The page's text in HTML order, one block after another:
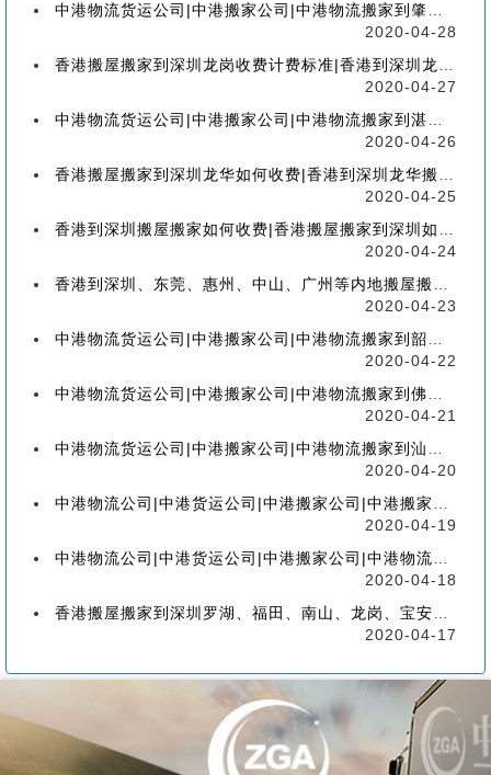
中港物流货运公司|中港搬家公司|中港物流搬家到肇庆流程、联运、包装、价格、电话、标准
2020-04-28
香港搬屋搬家到深圳龙岗收费计费标准|香港到深圳龙岗区搬家如何收费【香港搬家到龙岗】
2020-04-27
中港物流货运公司|中港搬家公司|中港物流搬家到湛江流程、联运、包装、价格、电话、标准
2020-04-26
香港搬屋搬家到深圳龙华如何收费|香港到深圳龙华搬屋搬家收费标准-【服务客户操作实感】
2020-04-25
香港到深圳搬屋搬家如何收费|香港搬屋搬家到深圳如何计费-【分享公司具体报价操作流程】
2020-04-24
香港到深圳、东莞、惠州、中山、广州等内地搬屋搬家，如何选择香港物流搬家公司
2020-04-23
中港物流货运公司|中港搬家公司|中港物流搬家到韶关流程、联运、包装、价格、电话、标准
2020-04-22
中港物流货运公司|中港搬家公司|中港物流搬家到佛山流程、联运、包装、价格、电话、标准
2020-04-21
中港物流货运公司|中港搬家公司|中港物流搬家到汕头的流程、联运、包装、价格、电话、标准
2020-04-20
中港物流公司|中港货运公司|中港搬家公司|中港搬家到珠海的流程、联运、包装、价格、电话
2020-04-19
中港物流公司|中港货运公司|中港搬家公司|中港物流搬家到广州的流程、联运、包装、价格
2020-04-18
香港搬屋搬家到深圳罗湖、福田、南山、龙岗、宝安、盐田、龙华、大鹏、坪山流程和价格
2020-04-17